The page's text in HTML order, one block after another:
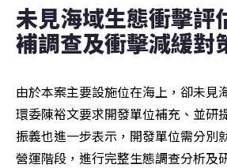
未見海域生態衝擊評
補調查及衝擊減緩對
由於本案主要設施位在海上，卻未見
環委陳裕文要求開發單位補充、並研
振義也進一步表示，開發單位需分別
營運階段，進行完整生態調查分析及